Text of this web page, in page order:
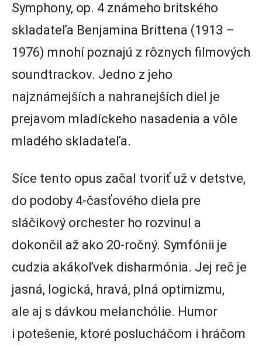
Symphony, op. 4 známeho britského
skladateľa Benjamina Brittena (1913 –
1976) mnohí poznajú z rôznych filmových
soundtrackov. Jedno z jeho
najznámejších a nahranejších diel je
prejavom mladíckeho nasadenia a vôle
mladého skladateľa.
Síce tento opus začal tvoriť už v detstve,
do podoby 4-časťového diela pre
sláčikový orchester ho rozvinul a
dokončil až ako 20-ročný. Symfónii je
cudzia akákoľvek disharmónia. Jej reč je
jasná, logická, hravá, plná optimizmu,
ale aj s dávkou melanchólie. Humor
i potešenie, ktoré poslucháčom i hráčom